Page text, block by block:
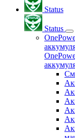
Status
Status